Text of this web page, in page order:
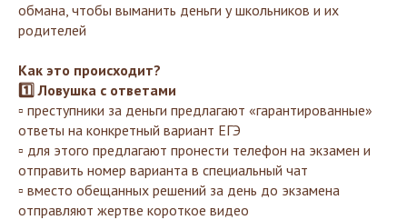
обмана, чтобы выманить деньги у школьников и их
родителей
Как это происходит?
1️⃣ Ловушка с ответами
▫️ преступники за деньги предлагают «гарантированные»
ответы на конкретный вариант ЕГЭ
▫️ для этого предлагают пронести телефон на экзамен и
отправить номер варианта в специальный чат
▫️ вместо обещанных решений за день до экзамена
отправляют жертве короткое видео